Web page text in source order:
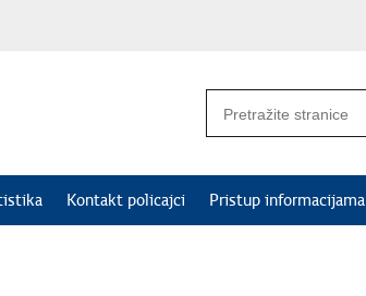
Kontakt policajci Pristup informacijama